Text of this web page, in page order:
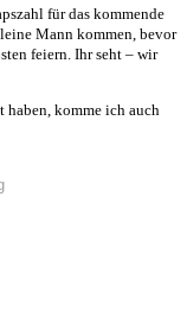
für das kommende
Mann kommen, bevor
feiern. Ihr seht – wir
haben, komme ich auch